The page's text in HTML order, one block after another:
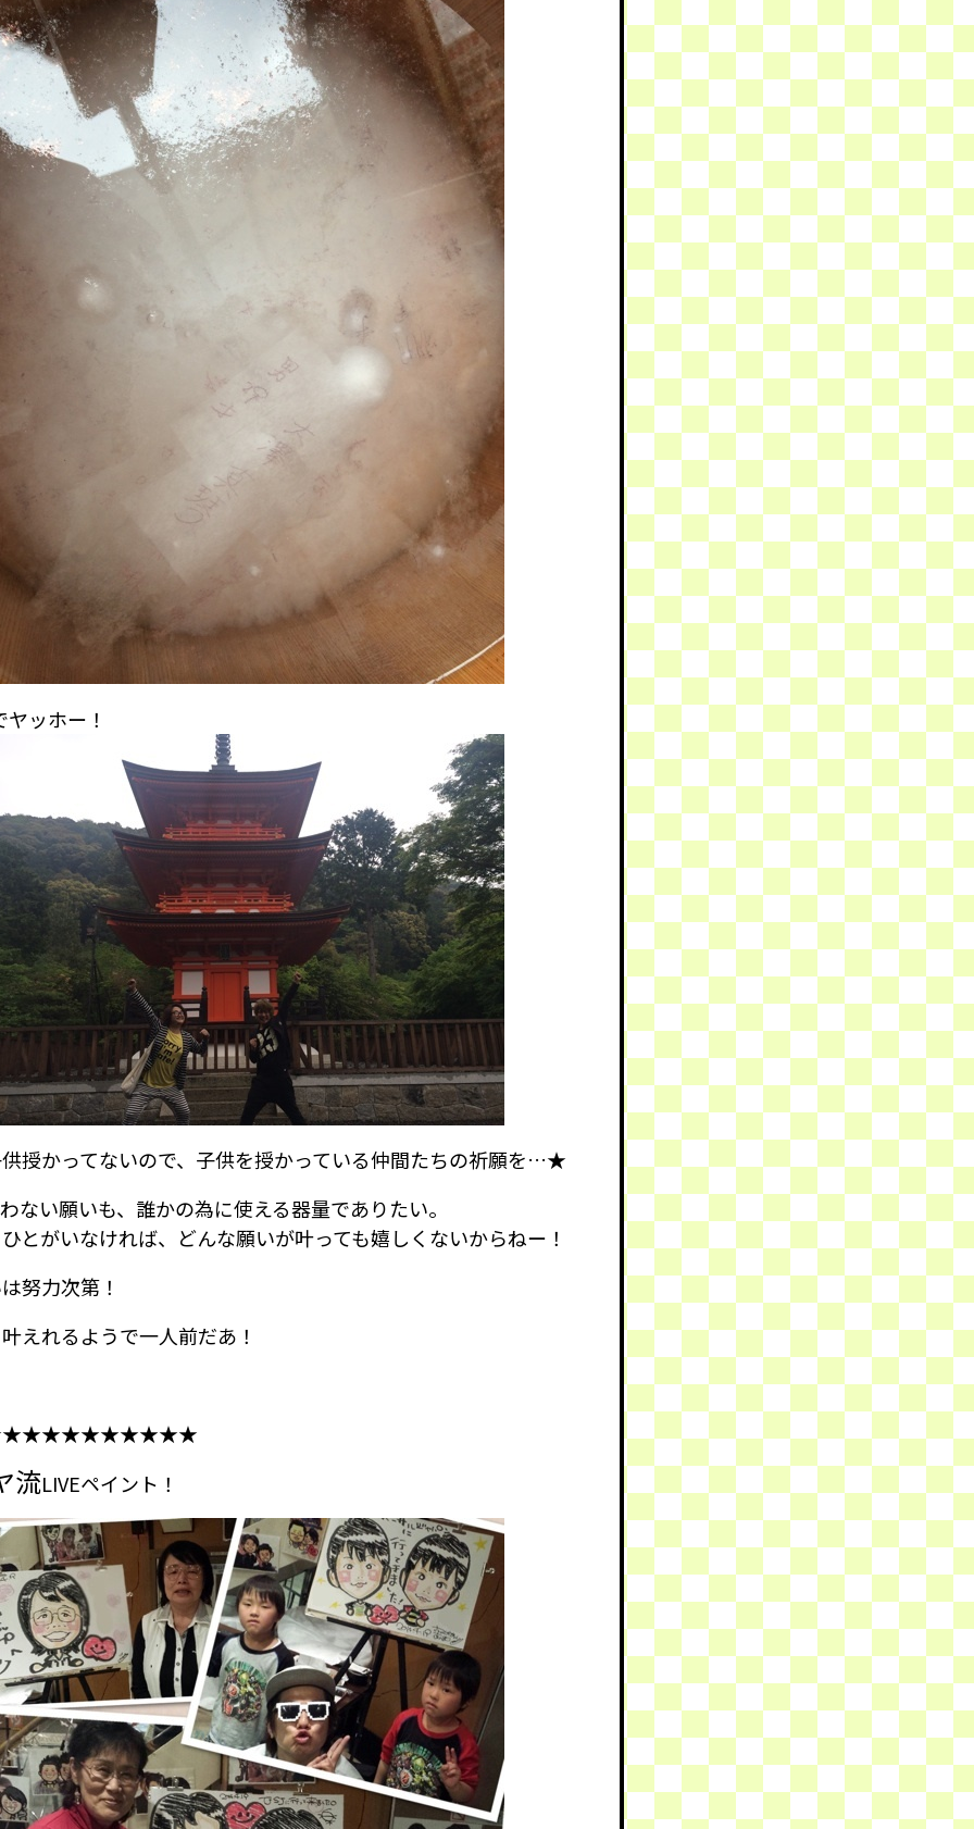
ヤッホー！
授かってないので、 子供を授かっている仲間たちの祈願を…★
ない願いも、誰かの為に使える器量でありたい。
とがいなければ、どんな願いが叶っても嬉しくないからねー！
努力次第！
えれるようで一人前だあ！
流LIVEペイント！